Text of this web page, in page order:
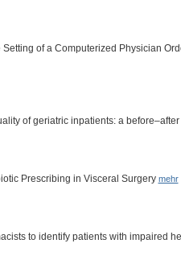
of a Computerized Physician
of geriatric inpatients: a
Prescribing in Visceral Surgery mehr
to identify patients with impaired